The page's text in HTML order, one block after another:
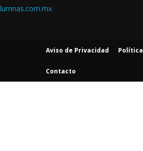
Aviso de Privacidad
Contacto